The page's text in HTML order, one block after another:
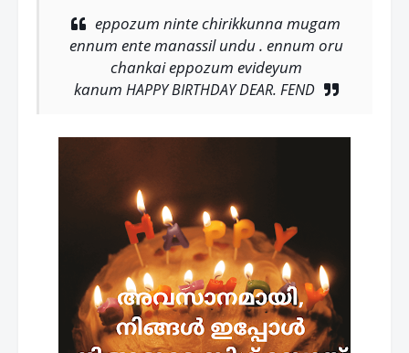
eppozum ninte chirikkunna mugam
ennum ente manassil undu . ennum oru
chankai eppozum evideyum
kanum HAPPY BIRTHDAY DEAR. FEND